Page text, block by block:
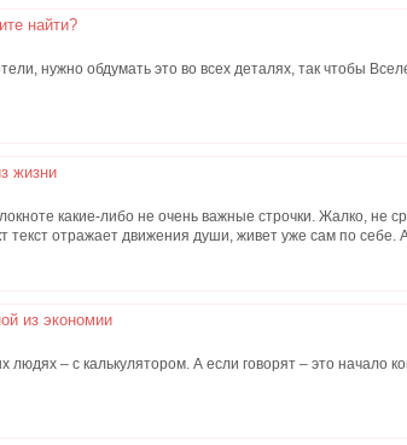
найти?
нужно обдумать это во всех деталях, так чтобы
жизни
какие-либо не очень важные строчки. Жалко, не
текст отражает движения души, живет уже сам по себе.
из экономии
людях – с калькулятором. А если говорят – это начало